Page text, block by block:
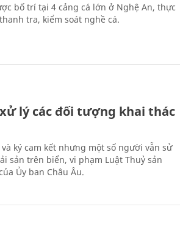
bố trí tại 4 cảng cá lớn ở Nghệ An, thực
tra, kiểm soát nghề cá.
lý các đối tượng khai thác
ký cam kết nhưng một số người vẫn sử
sản trên biển, vi phạm Luật Thuỷ sản
Ủy ban Châu Âu.